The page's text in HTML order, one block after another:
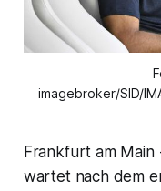
imagebroker/SID/
Frankfurt am
wartet nach dem